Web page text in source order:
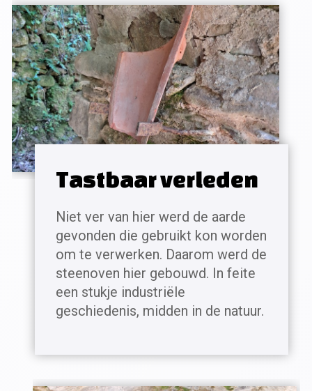
Tastbaar verleden
Niet ver van hier werd de aarde
gevonden die gebruikt kon worden
om te verwerken. Daarom werd de
steenoven hier gebouwd. In feite
een stukje industriële
geschiedenis, midden in de natuur.